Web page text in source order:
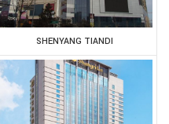
SHENYANG TIANDI